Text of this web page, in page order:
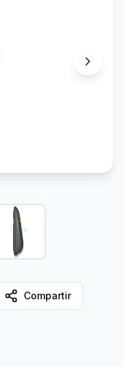
Compartir